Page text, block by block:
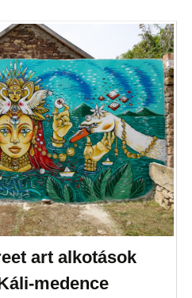
art alkotások
medence